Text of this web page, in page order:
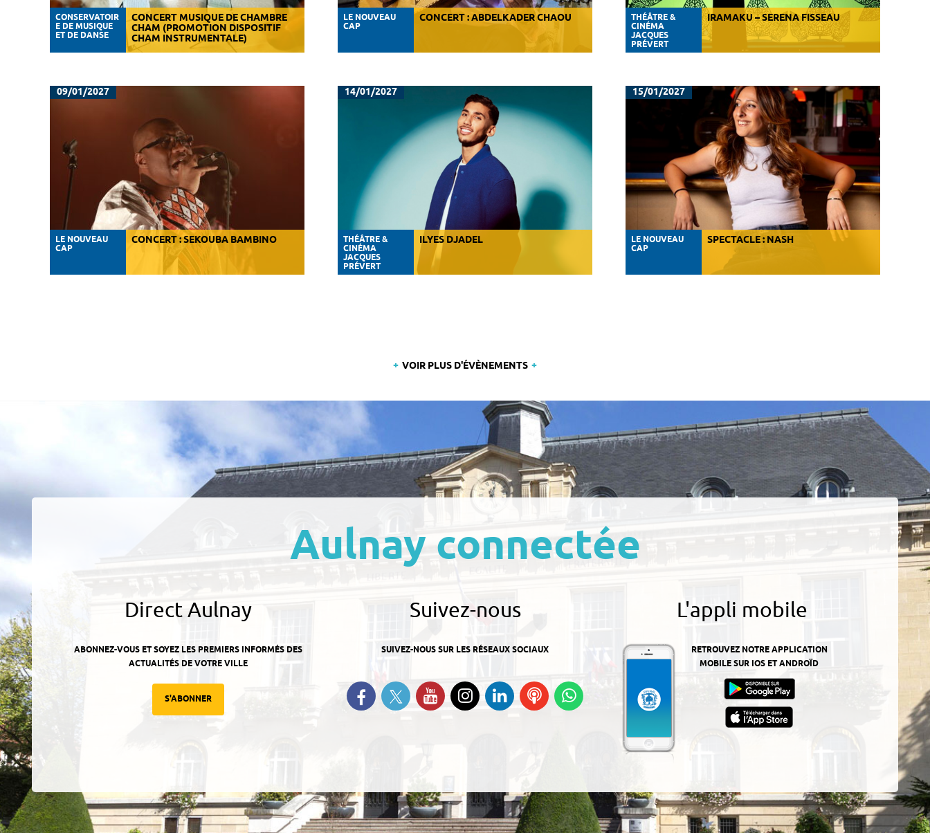
CONSERVATOIR
E DE MUSIQUE
ET DE DANSE
CONCERT MUSIQUE DE CHAMBRE
CHAM (PROMOTION DISPOSITIF
CHAM INSTRUMENTALE)
LE NOUVEAU
CAP
CONCERT : ABDELKADER CHAOU THÉÂTRE &
CINÉMA
JACQUES
PRÉVERT
IRAMAKU – SERENA FISSEAU
09/01/2027
LE NOUVEAU
CAP
CONCERT : SEKOUBA BAMBINO
14/01/2027
THÉÂTRE &
CINÉMA
JACQUES
PRÉVERT
ILYES DJADEL
15/01/2027
LE NOUVEAU
CAP
SPECTACLE : NASH
VOIR PLUS D'ÉVÈNEMENTS
Aulnay connectée
Direct Aulnay
ABONNEZ-VOUS ET SOYEZ LES PREMIERS INFORMÉS DES
ACTUALITÉS DE VOTRE VILLE
S'ABONNER
Suivez-nous
SUIVEZ-NOUS SUR LES RÉSEAUX SOCIAUX
Retrouvez-nous sur Facebook
Suivez-nous sur Twitter
Suivez-nous sur YouTube
Suivez-nous sur
Instagram
Retrouvez-nous
sur Linkedin
Ecoutez
nos
L'appli mobile
RETROUVEZ NOTRE APPLICATION
MOBILE SUR IOS ET ANDROÏD